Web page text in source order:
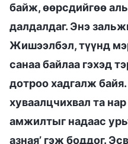
байж, өөрсдийгөө
далдалдаг. Энэ
Жишээлбэл, түүнд
санаа байлаа гэхэд
дотроо хадгалж
хуваалцчихвал та
амжилтыг надаас
азная’ гэж боддог.